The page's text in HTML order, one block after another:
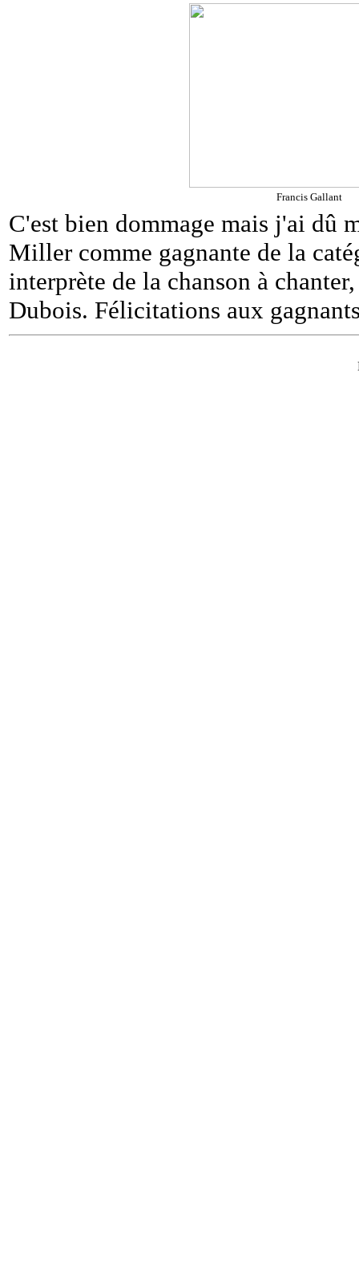
Francis Gallant
C'est bien dommage mais j'ai dû
Miller comme gagnante de la
interprète de la chanson à
Dubois. Félicitations aux